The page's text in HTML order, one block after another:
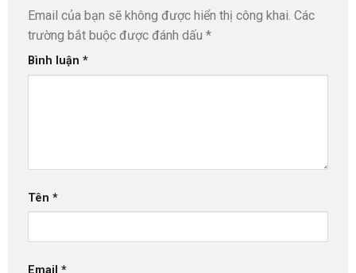
Email của bạn sẽ không được hiển thị công khai. Các
trường bắt buộc được đánh dấu *
Bình luận *
Tên *
Email *